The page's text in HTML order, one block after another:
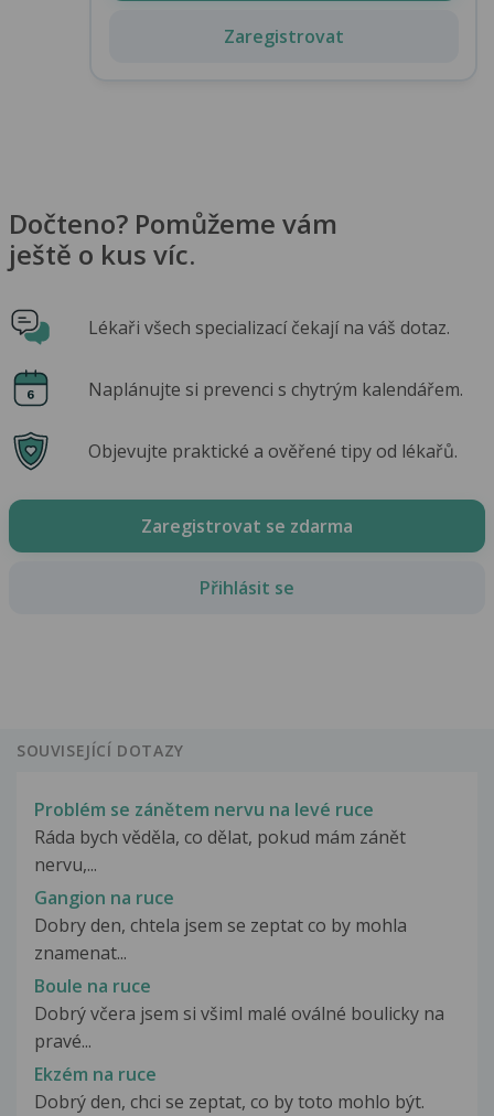
Zaregistrovat
Dočteno? Pomůžeme vám
ještě o kus víc.
Lékaři všech specializací čekají na váš dotaz.
Naplánujte si prevenci s chytrým kalendářem.
Objevujte praktické a ověřené tipy od lékařů.
Zaregistrovat se zdarma
Přihlásit se
SOUVISEJÍCÍ DOTAZY
Problém se zánětem nervu na levé ruce
Ráda bych věděla, co dělat, pokud mám zánět
nervu,...
Gangion na ruce
Dobry den, chtela jsem se zeptat co by mohla
znamenat...
Boule na ruce
Dobrý včera jsem si všiml malé oválné boulicky na
pravé...
Ekzém na ruce
Dobrý den, chci se zeptat, co by toto mohlo být.